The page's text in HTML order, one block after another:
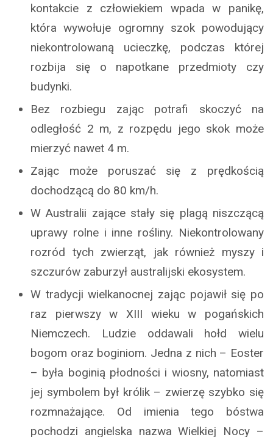
kontakcie z człowiekiem wpada w panikę,
która wywołuje ogromny szok powodujący
niekontrolowaną ucieczkę, podczas której
rozbija się o napotkane przedmioty czy
budynki.
Bez rozbiegu zając potrafi skoczyć na
odległość 2 m, z rozpędu jego skok może
mierzyć nawet 4 m.
Zając może poruszać się z prędkością
dochodzącą do 80 km/h.
W Australii zające stały się plagą niszczącą
uprawy rolne i inne rośliny. Niekontrolowany
rozród tych zwierząt, jak również myszy i
szczurów zaburzył australijski ekosystem.
W tradycji wielkanocnej zając pojawił się po
raz pierwszy w XIII wieku w pogańskich
Niemczech. Ludzie oddawali hołd wielu
bogom oraz boginiom. Jedna z nich – Eoster
– była boginią płodności i wiosny, natomiast
jej symbolem był królik – zwierzę szybko się
rozmnażające. Od imienia tego bóstwa
pochodzi angielska nazwa Wielkiej Nocy –